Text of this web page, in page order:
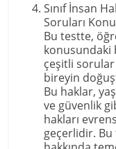
Sınıf İnsan
Soruları Konu
Bu testte,
konusundaki
çeşitli sorular
bireyin
Bu haklar,
ve güvenlik
hakları
geçerlidir.